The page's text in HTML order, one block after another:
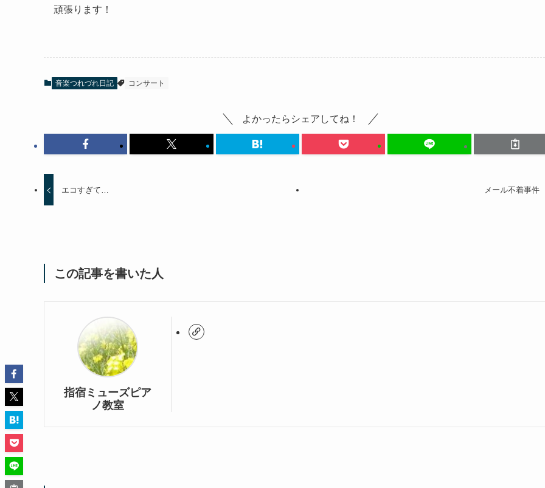
頑張ります！
音楽つれづれ日記 コンサート
よかったらシェアしてね！
エコすぎて… メール不着事件
この記事を書いた人
指宿ミューズピア
ノ教室